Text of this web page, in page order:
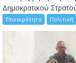
Δημοκρατικού
Επικαιρότητα Πολιτική